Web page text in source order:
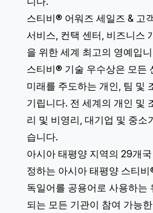
스티비® 어워즈 세일즈 & 고
서비스, 컨택 센터, 비즈니스
을 위한 세계 최고의 영예입
스티비® 기술 우수상은 모든
미래를 주도하는 개인, 팀 및
기립니다. 전 세계의 개인 및
리 및 비영리, 대기업 및 중소
습니다.
아시아 태평양 지역의 29개
정하는 아시아 태평양 스티
독일어를 공용어로 사용하는
되는 모든 기관이 참여 가능한